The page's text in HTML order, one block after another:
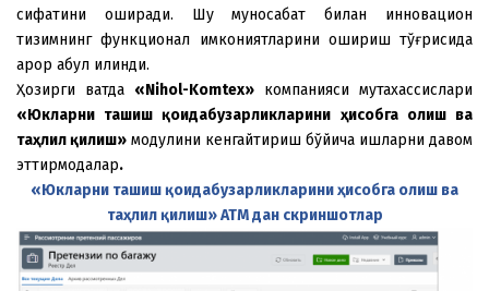
сифатини оширади. Шу муносабат билан инновацион
тизимнинг функционал имкониятларини ошириш тўғрисида
қарор қабул қилинди.
Ҳозирги вақтда «Nihol-Komtex» компанияси мутаxассислари
«Юкларни ташиш қоидабузарликларини ҳисобга олиш ва
таҳлил қилиш» модулини кенгайтириш бўйича ишларни давом
эттирмоқдалар.
«Юкларни ташиш қоидабузарликларини ҳисобга олиш ва
таҳлил қилиш» АТМ дан скриншотлар